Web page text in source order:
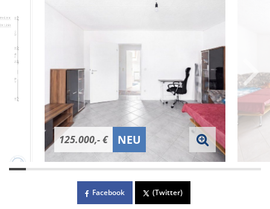
125.000,- € NEU
Facebook (Twitter)